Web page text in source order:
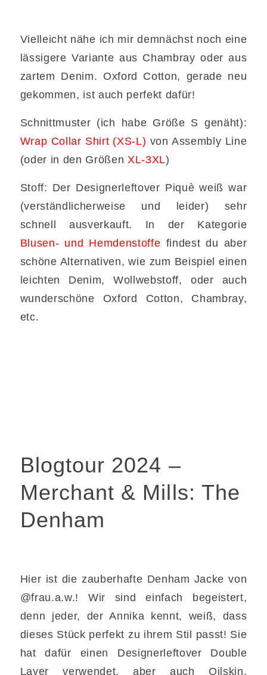
Vielleicht nähe ich mir demnächst noch eine
lässigere Variante aus Chambray oder aus
zartem Denim. Oxford Cotton, gerade neu
gekommen, ist auch perfekt dafür!
Schnittmuster (ich habe Größe S genäht):
Wrap Collar Shirt (XS-L) von Assembly Line
(oder in den Größen XL-3XL)
Stoff: Der Designerleftover Piquè weiß war
(verständlicherweise und leider) sehr
schnell ausverkauft. In der Kategorie
Blusen- und Hemdenstoffe findest du aber
schöne Alternativen, wie zum Beispiel einen
leichten Denim, Wollwebstoff, oder auch
wunderschöne Oxford Cotton, Chambray,
etc.
Blogtour 2024 –
Merchant & Mills: The
Denham
Hier ist die zauberhafte Denham Jacke von
@frau.a.w.! Wir sind einfach begeistert,
denn jeder, der Annika kennt, weiß, dass
dieses Stück perfekt zu ihrem Stil passt! Sie
hat dafür einen Designerleftover Double
Layer verwendet, aber auch Oilskin,